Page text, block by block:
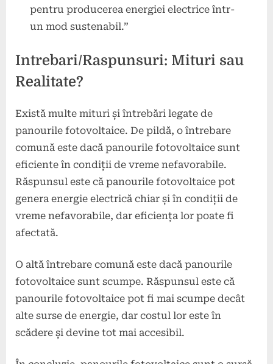
pentru producerea energiei electrice într-
un mod sustenabil.”
Intrebari/Raspunsuri: Mituri sau
Realitate?
Există multe mituri și întrebări legate de
panourile fotovoltaice. De pildă, o întrebare
comună este dacă panourile fotovoltaice sunt
eficiente în condiții de vreme nefavorabile.
Răspunsul este că panourile fotovoltaice pot
genera energie electrică chiar și în condiții de
vreme nefavorabile, dar eficiența lor poate fi
afectată.
O altă întrebare comună este dacă panourile
fotovoltaice sunt scumpe. Răspunsul este că
panourile fotovoltaice pot fi mai scumpe decât
alte surse de energie, dar costul lor este în
scădere și devine tot mai accesibil.